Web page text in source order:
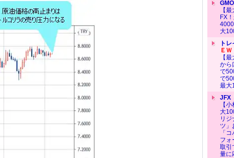
【
FX
大
ト
ＥＷ
【
から
で
で
最大
JFX
【
大
リジ
ツ」
「
フォ
取引
量に